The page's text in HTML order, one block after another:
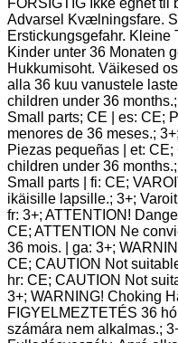
FORSIGTIG Ikke egnet til
Advarsel Kvælningsfare.
Erstickungsgefahr. Kleine
Kinder unter 36 Monaten
Hukkumisoht. Väikesed
alla 36 kuu vanustele
children under 36
Small parts; CE | es: CE;
menores de 36 meses.;
Piezas pequeñas | et:
children under 36
Small parts | fi: CE;
ikäisille lapsille.; 3+;
fr: 3+; ATTENTION!
CE; ATTENTION Ne
36 mois. | ga: 3+;
CE; CAUTION Not
hr: CE; CAUTION Not
3+; WARNING! Choking
FIGYELMEZTETÉS 36
számára nem alkalmas.;